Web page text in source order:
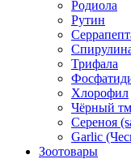
Родиола
Рутин
Трифала
Хлорофил
Чёрный
Сереноя
Garlic
Зоотовары